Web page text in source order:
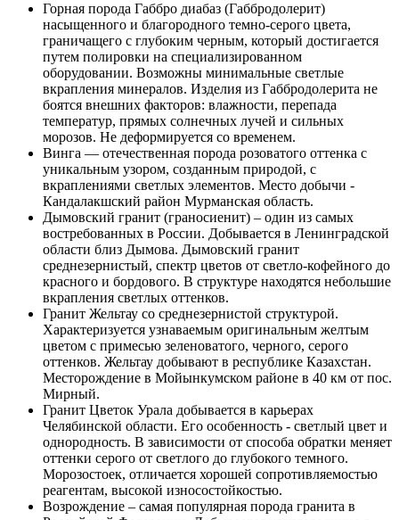
Горная порода Габбро диабаз (Габбродолерит)
насыщенного и благородного темно-серого цвета,
граничащего с глубоким черным, который достигается
путем полировки на специализированном
оборудовании. Возможны минимальные светлые
вкрапления минералов. Изделия из Габбродолерита не
боятся внешних факторов: влажности, перепада
температур, прямых солнечных лучей и сильных
морозов. Не деформируется со временем.
Винга — отечественная порода розоватого оттенка с
уникальным узором, созданным природой, с
вкраплениями светлых элементов. Место добычи -
Кандалакшский район Мурманская область.
Дымовский гранит (граносиенит) – один из самых
востребованных в России. Добывается в Ленинградской
области близ Дымова. Дымовский гранит
среднезернистый, спектр цветов от светло-кофейного до
красного и бордового. В структуре находятся небольшие
вкрапления светлых оттенков.
Гранит Жельтау со среднезернистой структурой.
Характеризуется узнаваемым оригинальным желтым
цветом с примесью зеленоватого, черного, серого
оттенков. Жельтау добывают в республике Казахстан.
Месторождение в Мойынкумском районе в 40 км от пос.
Мирный.
Гранит Цветок Урала добывается в карьерах
Челябинской области. Его особенность - светлый цвет и
однородность. В зависимости от способа обратки меняет
оттенки серого от светлого до глубокого темного.
Морозостоек, отличается хорошей сопротивляемостью
реагентам, высокой износостойкостью.
Возрождение – самая популярная порода гранита в